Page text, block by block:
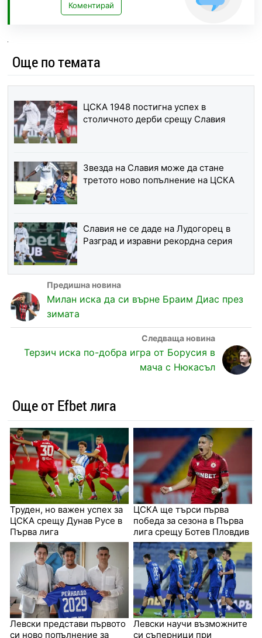
Коментирай
Още по темата
ЦСКА 1948 постигна успех в
столичното дерби срещу Славия
Звезда на Славия може да стане
третото ново попълнение на ЦСКА
Славия не се даде на Лудогорец в
Разград и изравни рекордна серия
Милан иска да си върне Браим Диас през
зимата
Терзич иска по-добра игра от Борусия в
мача с Нюкасъл
Още от Efbet лига
Труден, но важен успех за
ЦСКА срещу Дунав Русе в
Първа лига
ЦСКА ще търси първа
победа за сезона в Първа
лига срещу Ботев Пловдив
Левски представи първото
си ново попълнение за
Левски научи възможните
си съперници при